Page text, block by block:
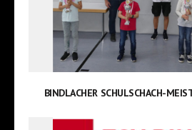
BINDLACHER SCHULSCHACH-